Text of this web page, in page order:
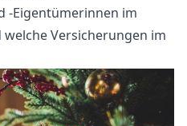
-Eigentümerinnen im
Versicherungen im